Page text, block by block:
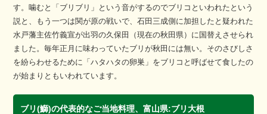
す。噛むと「ブリブリ」という音がするのでブリコといわれたという
説と、もう一つは関が原の戦いで、石田三成側に加担したと疑われた
水戸藩主佐竹義宣が出羽の久保田（現在の秋田県）に国替えさせられ
ました。毎年正月に味わっていたブリが秋田には無い。そのさびしさ
を紛らわせるために「ハタハタの卵巣」をブリコと呼ばせて食したの
が始まりともいわれています。
ブリ(鰤)の代表的なご当地料理、富山県:ブリ大根